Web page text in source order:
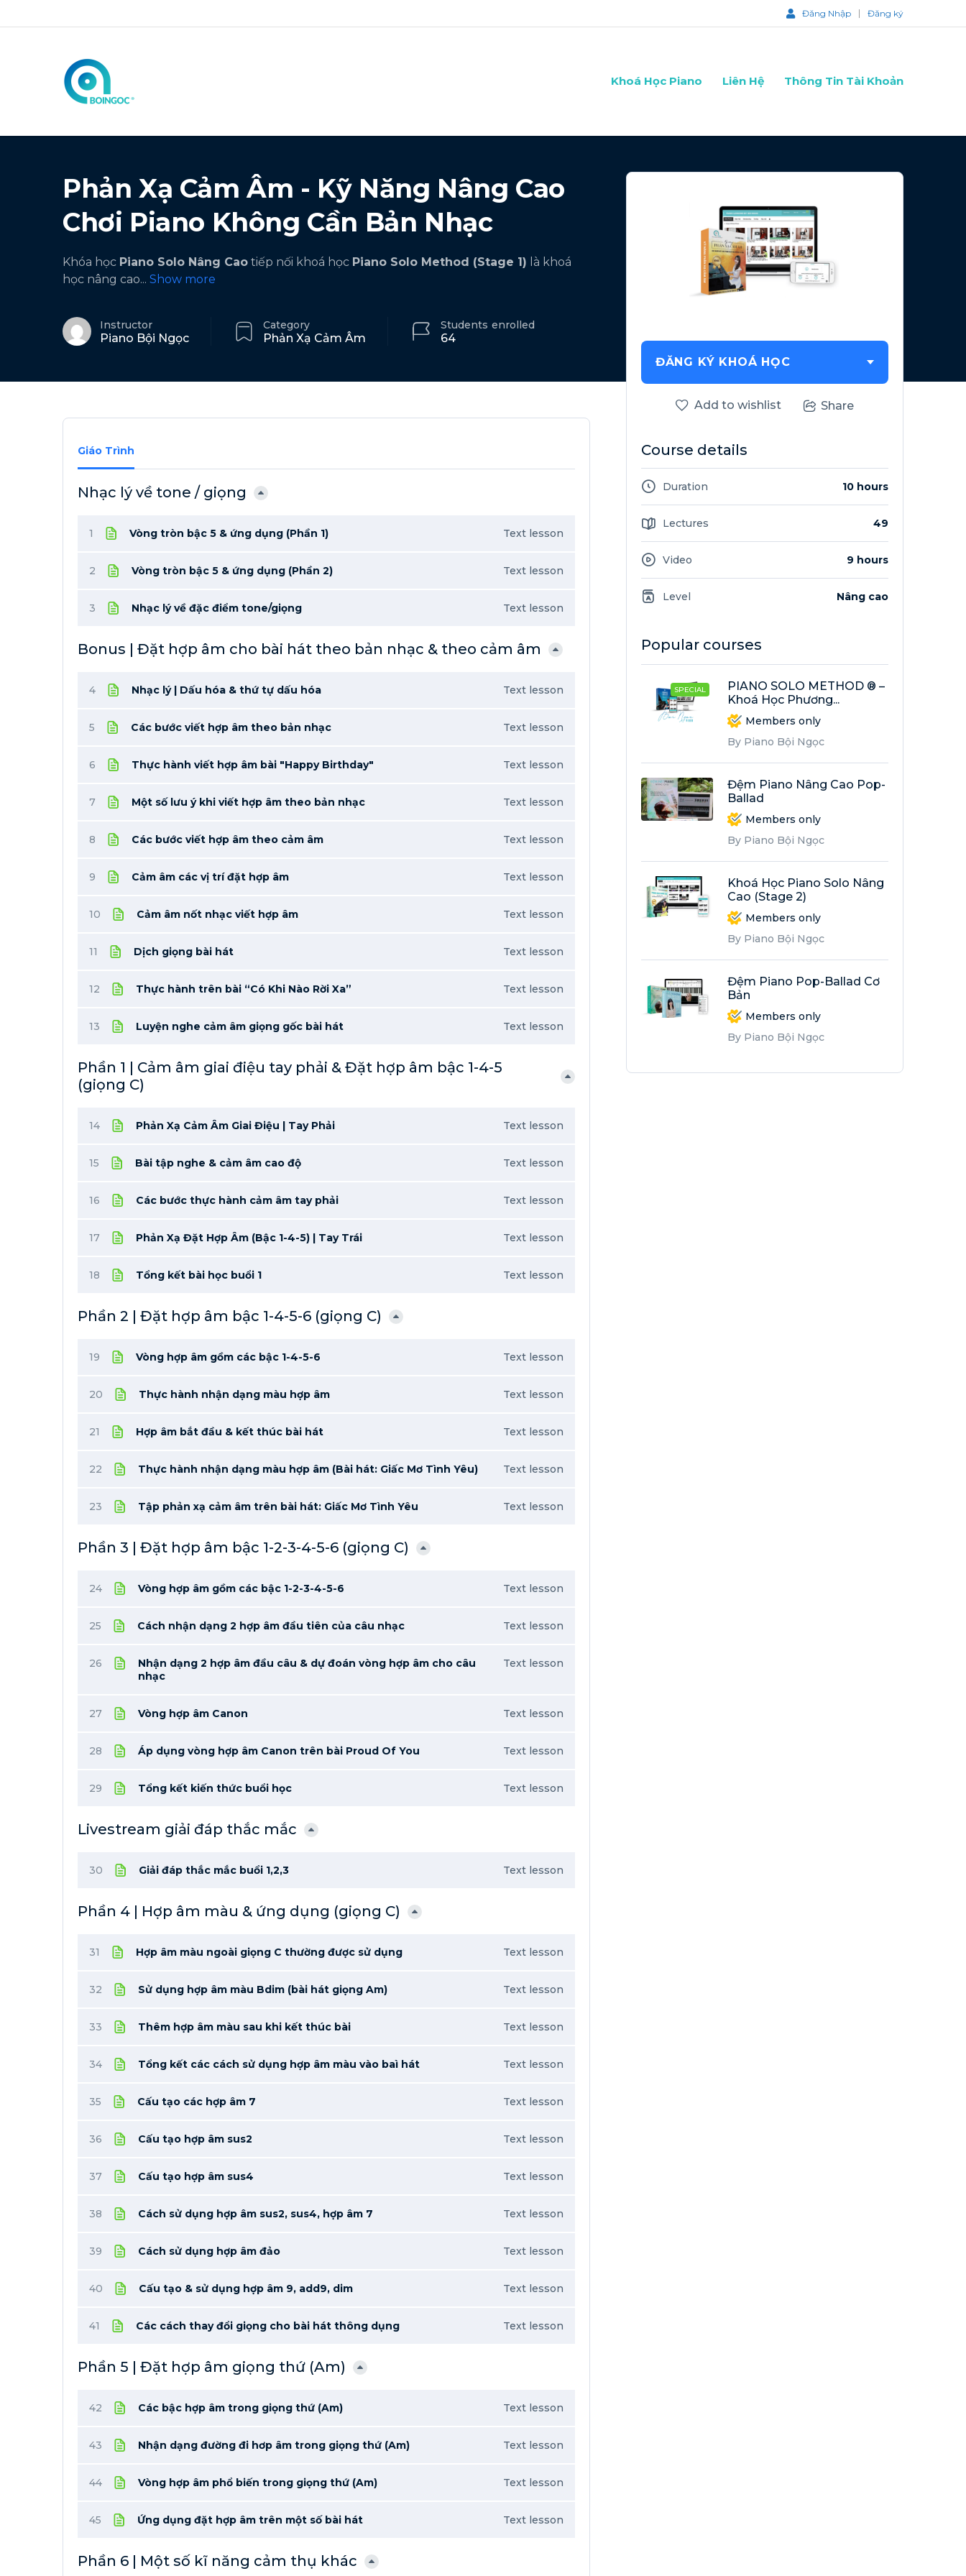
Đăng Nhập Đăng ký
Khoá Học Piano Liên Hệ Thông Tin Tài Khoản
Phản Xạ Cảm Âm - Kỹ Năng Nâng Cao
Chơi Piano Không Cần Bản Nhạc
Khóa học Piano Solo Nâng Cao tiếp nối khoá học Piano Solo Method (Stage 1) là khoá
học nâng cao... Show more
Instructor
Piano Bội Ngọc
Category
Phản Xạ Cảm Âm 64
Students enrolled
Giáo Trình
Nhạc lý về tone / giọng
1 Vòng tròn bậc 5 & ứng dụng (Phần 1) Text lesson
2 Vòng tròn bậc 5 & ứng dụng (Phần 2) Text lesson
3 Nhạc lý về đặc điểm tone/giọng Text lesson
Bonus | Đặt hợp âm cho bài hát theo bản nhạc & theo cảm âm
4 Nhạc lý | Dấu hóa & thứ tự dấu hóa Text lesson
5 Các bước viết hợp âm theo bản nhạc Text lesson
6 Thực hành viết hợp âm bài "Happy Birthday" Text lesson
7 Một số lưu ý khi viết hợp âm theo bản nhạc Text lesson
8 Các bước viết hợp âm theo cảm âm Text lesson
9 Cảm âm các vị trí đặt hợp âm Text lesson
10 Cảm âm nốt nhạc viết hợp âm Text lesson
11 Dịch giọng bài hát Text lesson
12 Thực hành trên bài “Có Khi Nào Rời Xa” Text lesson
13 Luyện nghe cảm âm giọng gốc bài hát Text lesson
Phần 1 | Cảm âm giai điệu tay phải & Đặt hợp âm bậc 1-4-5
(giọng C)
14 Phản Xạ Cảm Âm Giai Điệu | Tay Phải Text lesson
15 Bài tập nghe & cảm âm cao độ Text lesson
16 Các bước thực hành cảm âm tay phải Text lesson
17 Phản Xạ Đặt Hợp Âm (Bậc 1-4-5) | Tay Trái Text lesson
18 Tổng kết bài học buổi 1 Text lesson
Phần 2 | Đặt hợp âm bậc 1-4-5-6 (giọng C)
19 Vòng hợp âm gồm các bậc 1-4-5-6 Text lesson
20 Thực hành nhận dạng màu hợp âm Text lesson
21 Hợp âm bắt đầu & kết thúc bài hát Text lesson
22 Thực hành nhận dạng màu hợp âm (Bài hát: Giấc Mơ Tình Yêu) Text lesson
23 Tập phản xạ cảm âm trên bài hát: Giấc Mơ Tình Yêu Text lesson
Phần 3 | Đặt hợp âm bậc 1-2-3-4-5-6 (giọng C)
24 Vòng hợp âm gồm các bậc 1-2-3-4-5-6 Text lesson
25 Cách nhận dạng 2 hợp âm đầu tiên của câu nhạc Text lesson
26
Nhận dạng 2 hợp âm đầu câu & dự đoán vòng hợp âm cho câu
nhạc
Text lesson
27 Vòng hợp âm Canon Text lesson
28 Áp dụng vòng hợp âm Canon trên bài Proud Of You Text lesson
29 Tổng kết kiến thức buổi học Text lesson
Livestream giải đáp thắc mắc
30 Giải đáp thắc mắc buổi 1,2,3 Text lesson
Phần 4 | Hợp âm màu & ứng dụng (giọng C)
31 Hợp âm màu ngoài giọng C thường được sử dụng Text lesson
32 Sử dụng hợp âm màu Bdim (bài hát giọng Am) Text lesson
33 Thêm hợp âm màu sau khi kết thúc bài Text lesson
34 Tổng kết các cách sử dụng hợp âm màu vào baì hát Text lesson
35 Cấu tạo các hợp âm 7 Text lesson
36 Cấu tạo hợp âm sus2 Text lesson
37 Cấu tạo hợp âm sus4 Text lesson
38 Cách sử dụng hợp âm sus2, sus4, hợp âm 7 Text lesson
39 Cách sử dụng hợp âm đảo Text lesson
40 Cấu tạo & sử dụng hợp âm 9, add9, dim Text lesson
41 Các cách thay đổi giọng cho bài hát thông dụng Text lesson
Phần 5 | Đặt hợp âm giọng thứ (Am)
42 Các bậc hợp âm trong giọng thứ (Am) Text lesson
43 Nhận dạng đường đi hơp âm trong giọng thứ (Am) Text lesson
44 Vòng hợp âm phổ biến trong giọng thứ (Am) Text lesson
45 Ứng dụng đặt hợp âm trên một số bài hát Text lesson
Phần 6 | Một số kĩ năng cảm thụ khác
ĐĂNG KÝ KHOÁ HỌC
Add to wishlist Share
Course details
Duration 10 hours
Lectures 49
Video 9 hours
Level Nâng cao
Popular courses
SPECIAL
PIANO SOLO METHOD ® –
Khoá Học Phương...
Members only
By Piano Bội Ngọc
Đệm Piano Nâng Cao Pop-
Ballad
Members only
By Piano Bội Ngọc
Khoá Học Piano Solo Nâng
Cao (Stage 2)
Members only
By Piano Bội Ngọc
Đệm Piano Pop-Ballad Cơ
Bản
Members only
By Piano Bội Ngọc